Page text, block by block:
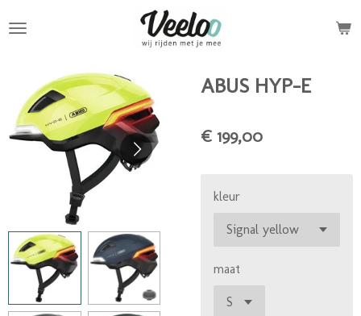
direct
hoofdinhoud
ABUS HYP-E
€ 199,00
kleur
maat